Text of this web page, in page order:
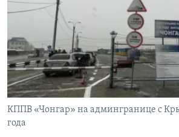
СОВЕТЫ ПРАВОЗАЩИТНИКОВ
ПРОПАВШИЕ БЕЗ ВЕСТИ
ПОБЕДИТЕЛЕЙ НЕ СУДЯТ?
КРЫМ.НЕПОКОРЕННЫЙ
ELIFBE
УКРАИНСКАЯ ПРОБЛЕМА КРЫМА
Qırımtatar
ПРИСОЕДИНЯЙТЕСЬ!
Все сайты RFE/RL
КППВ «Чонгар» на админгранице с
года